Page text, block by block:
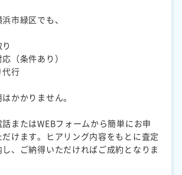
市緑区でも、
（条件あり）
代行
かかりません。
またはWEBフォームから簡単にお申
だけます。ヒアリング内容をもとに査定
、ご納得いただければご成約となりま